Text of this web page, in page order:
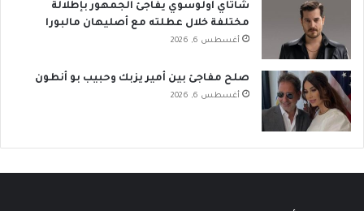
شاتاي أولوسوي يفاجئ الجمهور بإطلالة
مختلفة خلال عطلته مع أصليهان مالبورا
أغسطس 6, 2026
صلح مفاجئ بين أمير يزبك وحبيب بو أنطون
أغسطس 6, 2026